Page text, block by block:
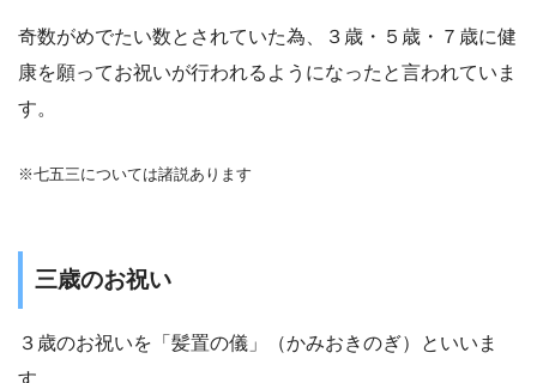
奇数がめでたい数とされていた為、３歳・５歳・７歳に健
康を願ってお祝いが行われるようになったと言われていま
す。
※七五三については諸説あります
三歳のお祝い
３歳のお祝いを 「髪置の儀」（かみおきのぎ）
といいま
す。